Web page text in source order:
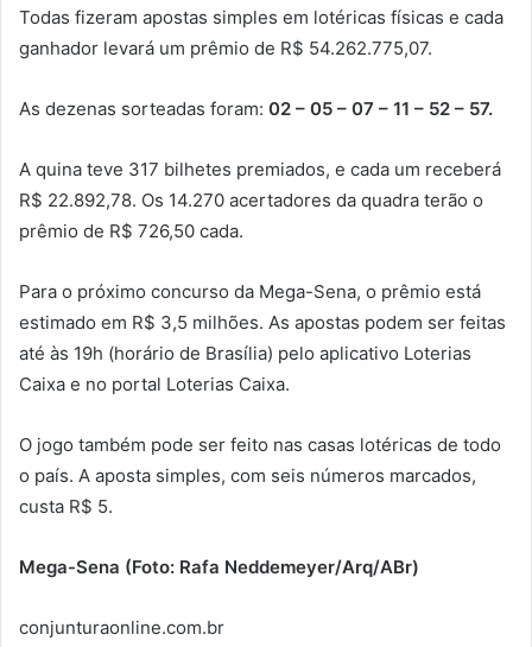
Todas fizeram apostas simples em lotéricas físicas e cada
ganhador levará um prêmio de R$ 54.262.775,07.
As dezenas sorteadas foram: 02 – 05 – 07 – 11 – 52 – 57.
A quina teve 317 bilhetes premiados, e cada um receberá
R$ 22.892,78. Os 14.270 acertadores da quadra terão o
prêmio de R$ 726,50 cada.
Para o próximo concurso da Mega-Sena, o prêmio está
estimado em R$ 3,5 milhões. As apostas podem ser feitas
até às 19h (horário de Brasília) pelo aplicativo Loterias
Caixa e no portal Loterias Caixa.
O jogo também pode ser feito nas casas lotéricas de todo
o país. A aposta simples, com seis números marcados,
custa R$ 5.
Mega-Sena (Foto: Rafa Neddemeyer/Arq/ABr)
conjunturaonline.com.br